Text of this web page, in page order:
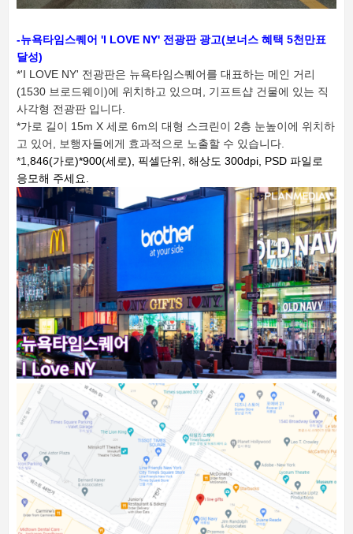
-뉴욕타임스퀘어 'I LOVE NY' 전광판 광고(보너스 혜택 5천만표
달성)
*'I LOVE NY' 전광판은 뉴욕타임스퀘어를 대표하는 메인 거리
(1530 브로드웨이)에 위치하고 있으며, 기프트샵 건물에 있는 직
사각형 전광판 입니다.
*가로 길이 15m X 세로 6m의 대형 스크린이 2층 눈높이에 위치하
고 있어, 보행자들에게 효과적으로 노출할 수 있습니다.
*1 ,846(가로)*900(세로), 픽셀단위, 해상도 300dpi, PSD 파일로
응모해 주세요.